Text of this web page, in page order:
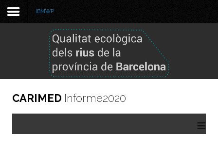
Benvinguda
Metodologia
Informe 2025
Informe 2024
Informes anteriors
IBMWP
CARIMED Informe2020
≡